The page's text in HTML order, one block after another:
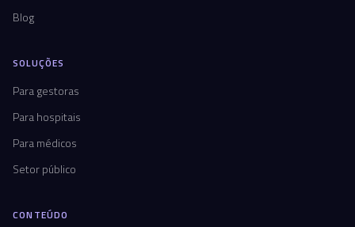
Blog
SOLUÇÕES
Para gestoras
Para hospitais
Para médicos
Setor público
CONTEÚDO